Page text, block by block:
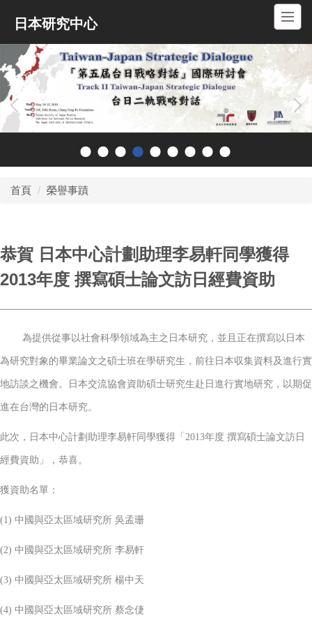
內
容
區
日本研究中心
首頁 榮譽事蹟
恭賀 日本中心計劃助理李易軒同學獲得
2013年度 撰寫碩士論文訪日經費資助
為提供從事以社會科學領域為主之日本研究，並且正在撰寫以日本
為研究對象的畢業論文之碩士班在學研究生，前往日本収集資料及進行實
地訪談之機會。日本交流協會資助碩士研究生赴日進行實地研究，以期促
進在台灣的日本研究。
此次，日本中心計劃助理李易軒同學獲得「2013年度 撰寫碩士論文訪日
經費資助」，恭喜。
獲資助名單：
(1) 中國與亞太區域研究所 吳孟珊
(2) 中國與亞太區域研究所 李易軒
(3) 中國與亞太區域研究所 楊中天
(4) 中國與亞太區域研究所 蔡念倢